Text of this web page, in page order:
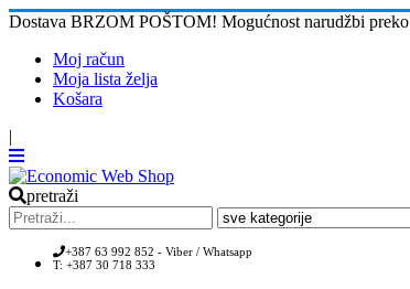
Dostava BRZOM POŠTOM! Mogućnost narudžbi
Moj račun
Moja lista želja
Košara
|
pretraži
+387 63 992 852 - Viber / Whatsapp
T: +387 30 718 333